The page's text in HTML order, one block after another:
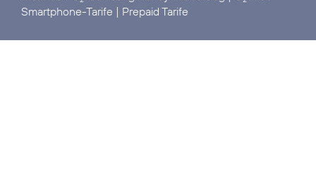
Smartphone-Tarife | Prepaid Tarife